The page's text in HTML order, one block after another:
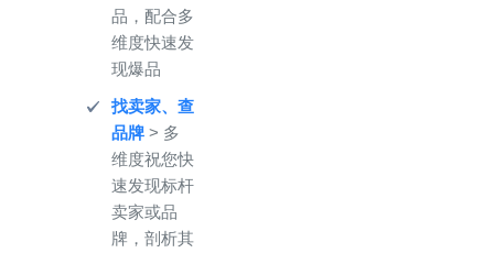
品，配合多
维度快速发
现爆品
找卖家、查
品牌 > 多
维度祝您快
速发现标杆
卖家或品
牌，剖析其